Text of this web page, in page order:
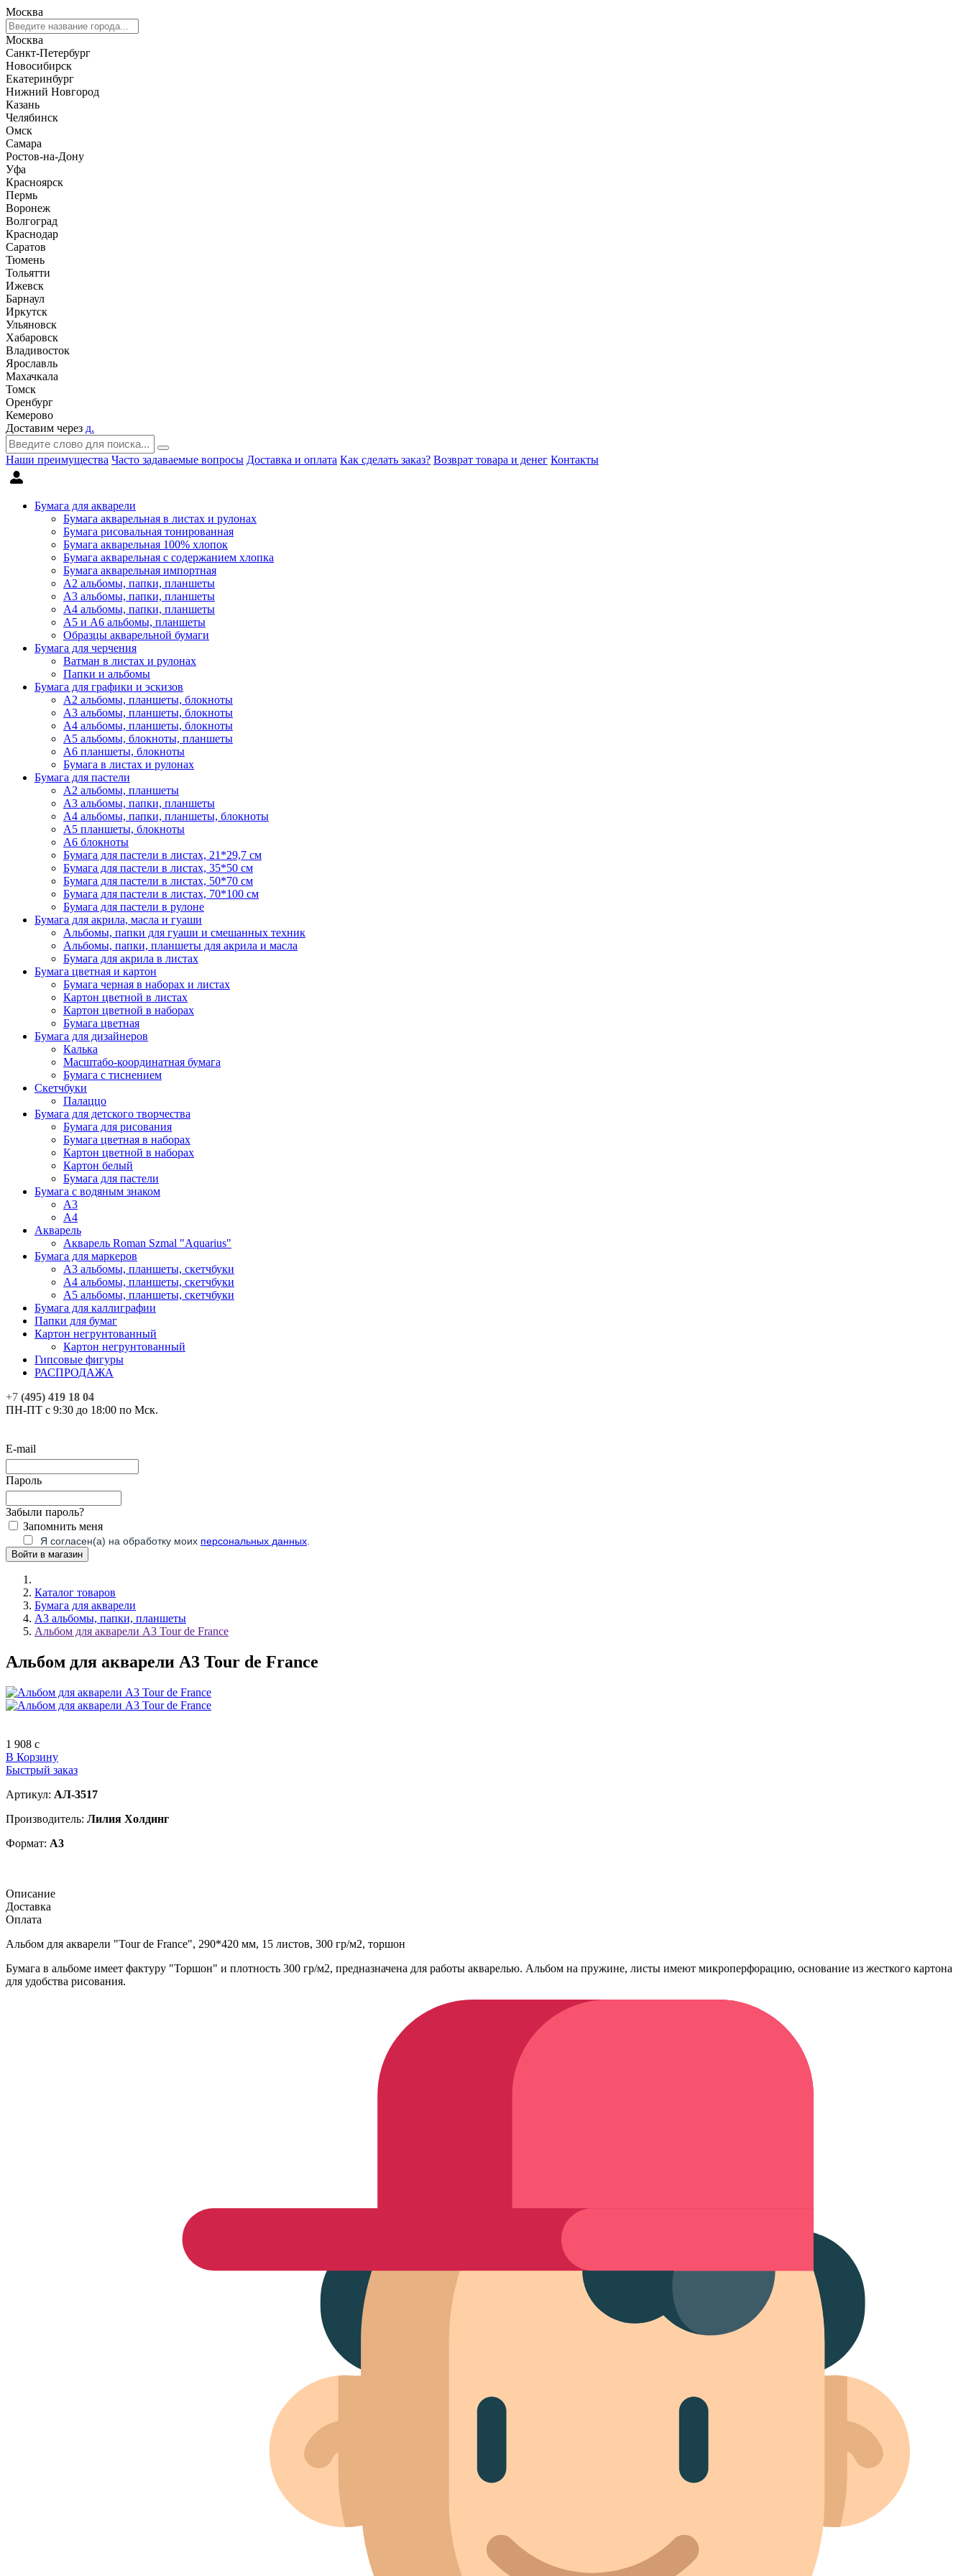
Москва
Москва
Санкт-Петербург
Новосибирск
Екатеринбург
Нижний Новгород
Казань
Челябинск
Омск
Самара
Ростов-на-Дону
Уфа
Красноярск
Пермь
Воронеж
Волгоград
Краснодар
Саратов
Тюмень
Тольятти
Ижевск
Барнаул
Иркутск
Ульяновск
Хабаровск
Владивосток
Ярославль
Махачкала
Томск
Оренбург
Кемерово
Доставим через д.
Наши преимущества Часто задаваемые вопросы Доставка и оплата Как сделать заказ? Возврат товара и денег Контакты
Бумага для акварели
Бумага акварельная в листах и рулонах
Бумага рисовальная тонированная
Бумага акварельная 100% хлопок
Бумага акварельная с содержанием хлопка
Бумага акварельная импортная
А2 альбомы, папки, планшеты
А3 альбомы, папки, планшеты
А4 альбомы, папки, планшеты
А5 и А6 альбомы, планшеты
Образцы акварельной бумаги
Бумага для черчения
Ватман в листах и рулонах
Папки и альбомы
Бумага для графики и эскизов
А2 альбомы, планшеты, блокноты
А3 альбомы, планшеты, блокноты
А4 альбомы, планшеты, блокноты
А5 альбомы, блокноты, планшеты
А6 планшеты, блокноты
Бумага в листах и рулонах
Бумага для пастели
А2 альбомы, планшеты
А3 альбомы, папки, планшеты
А4 альбомы, папки, планшеты, блокноты
А5 планшеты, блокноты
А6 блокноты
Бумага для пастели в листах, 21*29,7 см
Бумага для пастели в листах, 35*50 см
Бумага для пастели в листах, 50*70 см
Бумага для пастели в листах, 70*100 см
Бумага для пастели в рулоне
Бумага для акрила, масла и гуаши
Альбомы, папки для гуаши и смешанных техник
Альбомы, папки, планшеты для акрила и масла
Бумага для акрила в листах
Бумага цветная и картон
Бумага черная в наборах и листах
Картон цветной в листах
Картон цветной в наборах
Бумага цветная
Бумага для дизайнеров
Калька
Масштабо-координатная бумага
Бумага с тиснением
Скетчбуки
Палаццо
Бумага для детского творчества
Бумага для рисования
Бумага цветная в наборах
Картон цветной в наборах
Картон белый
Бумага для пастели
Бумага с водяным знаком
А3
А4
Акварель
Акварель Roman Szmal "Aquarius"
Бумага для маркеров
А3 альбомы, планшеты, скетчбуки
А4 альбомы, планшеты, скетчбуки
А5 альбомы, планшеты, скетчбуки
Бумага для каллиграфии
Папки для бумаг
Картон негрунтованный
Картон негрунтованный
Гипсовые фигуры
РАСПРОДАЖА
+7 (495) 419 18 04
ПН-ПТ с 9:30 до 18:00 по Мск.
E-mail
Пароль
Забыли пароль?
Запомнить меня
Я согласен(а) на обработку моих персональных данных
Каталог товаров
Бумага для акварели
А3 альбомы, папки, планшеты
Альбом для акварели А3 Tour de France
Альбом для акварели А3 Tour de France
1 908 c
В Корзину
Быстрый заказ
Артикул: АЛ-3517
Производитель: Лилия Холдинг
Формат: А3
Описание
Доставка
Оплата
Альбом для акварели "Tour de France", 290*420 мм, 15 листов, 300 гр/м2, торшон
Бумага в альбоме имеет фактуру "Торшон" и плотность 300 гр/м2, предназначена для работы акварелью. Альбом на пружине, листы имеют микроперфорацию, основание из жесткого картона
для удобства рисования.